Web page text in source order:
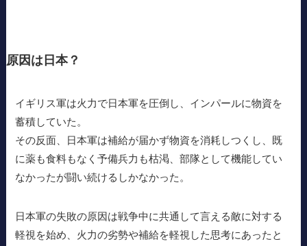
原因は日本？
イギリス軍は火力で日本軍を圧倒し、インパールに物資を
蓄積していた。
その反面、日本軍は補給が届かず物資を消耗しつくし、既
に薬も食料もなく予備兵力も枯渇、部隊として機能してい
なかったが闘い続けるしかなかった。
日本軍の失敗の原因は戦争中に共通して言える敵に対する
軽視を始め、火力の劣勢や補給を軽視した思考にあったと